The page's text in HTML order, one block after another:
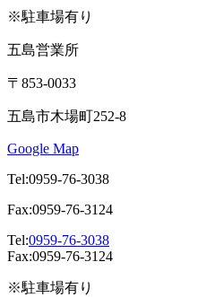
※駐車場有り
五島営業所
〒853-0033
五島市木場町252-8
Google Map
Tel:0959-76-3038
Fax:0959-76-3124
Tel:0959-76-3038
Fax:0959-76-3124
※駐車場有り